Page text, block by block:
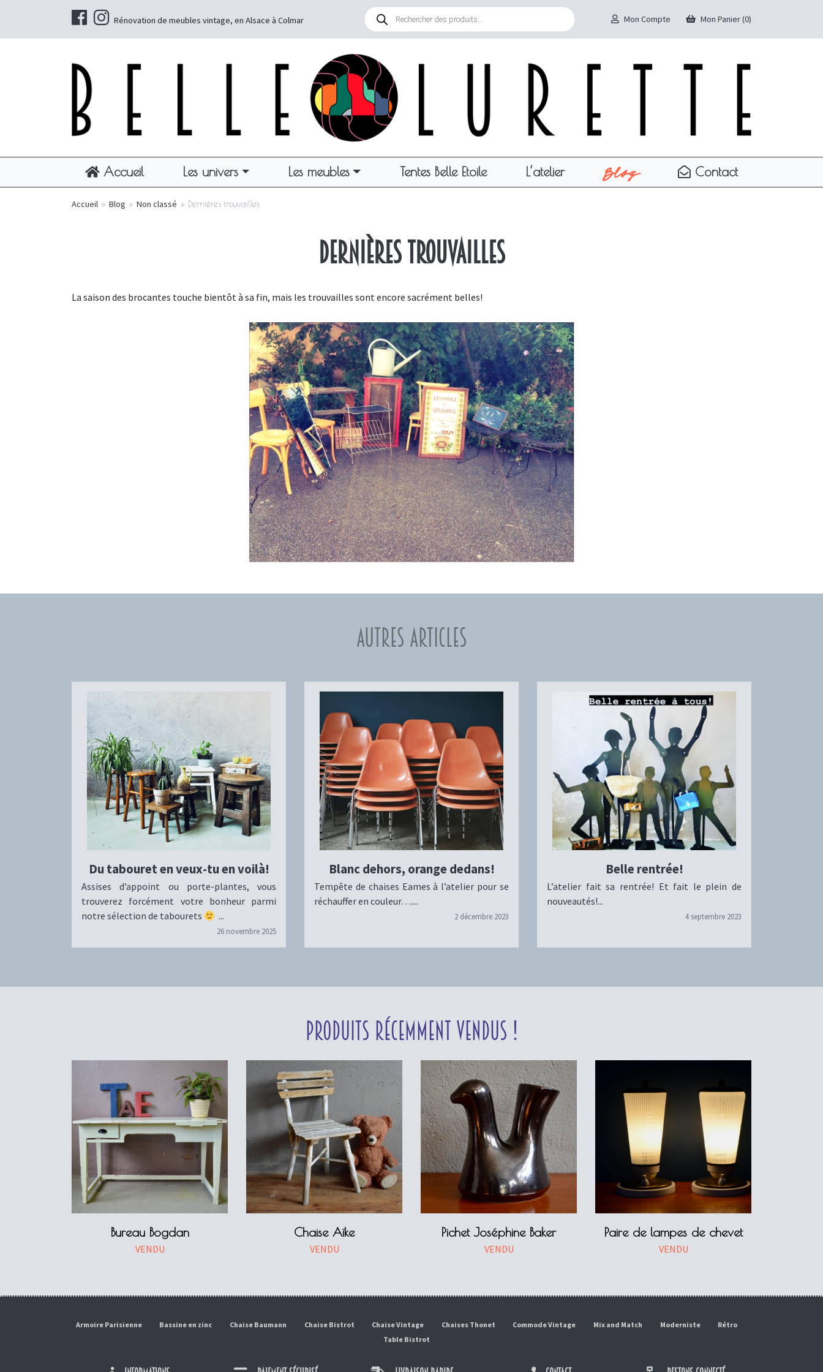
Rénovation de meubles vintage, en Alsace à Colmar
Recherche
produits
Mon Compte Mon Panier (0)
Accueil Les univers Les meubles Tentes Belle Etoile L’atelier Blog Contact
Accueil » Blog » Non classé » Dernières trouvailles
Dernières trouvailles
La saison des brocantes touche bientôt à sa fin, mais les trouvailles sont encore sacrément belles!
Autres articles
Du tabouret en veux-tu en voilà!
Assises d’appoint ou porte-plantes, vous
trouverez forcément votre bonheur parmi
notre sélection de tabourets
...
26 novembre 2025
Blanc dehors, orange dedans!
Tempête de chaises Eames à l’atelier pour se
réchauffer en couleur…....
2 décembre 2023
Belle rentrée!
L’atelier fait sa rentrée! Et fait le plein de
nouveautés!...
4 septembre 2023
Produits récemment vendus !
Bureau Bogdan
VENDU
Chaise Aïke
VENDU
Pichet Joséphine Baker
VENDU
Paire de lampes de chevet
VENDU
Armoire Parisienne Bassine en zinc Chaise Baumann Chaise Bistrot Chaise Vintage Chaises Thonet Commode Vintage Mix and Match Moderniste
Rétro
Table Bistrot